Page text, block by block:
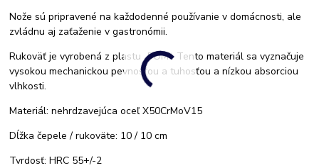
Nože sú pripravené na každodenné používanie v domácnosti, ale
zvládnu aj zaťaženie v gastronómii.
Rukoväť je vyrobená z plastu „POM“. Tento materiál sa vyznačuje
vysokou mechanickou pevnosťou a tuhosťou a nízkou absorciou
vlhkosti.
Materiál: nehrdzavejúca oceľ X50CrMoV15
Dĺžka čepele / rukoväte: 10 / 10 cm
Tvrdosť: HRC 55+/-2